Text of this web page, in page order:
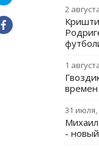
2
1
времен
31 июля,
-